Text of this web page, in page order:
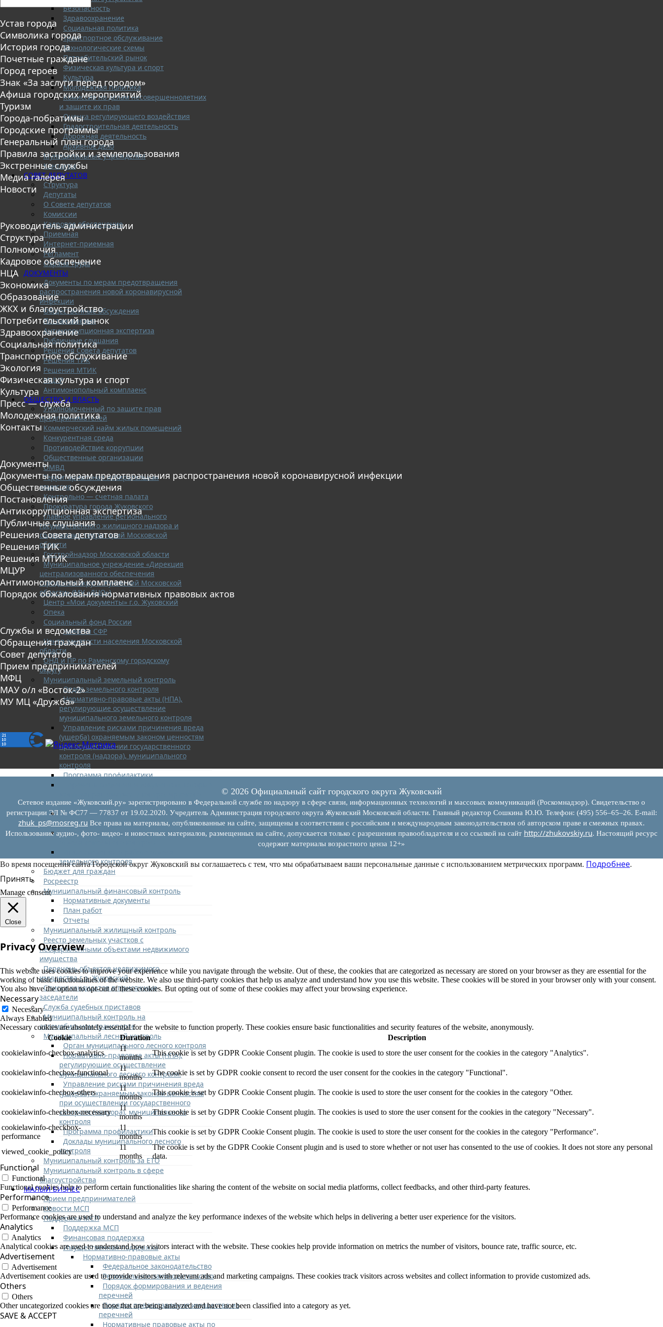
Безопасность
Здравоохранение
Социальная политика
Транспортное обслуживание
Технологические схемы
Потребительский рынок
Физическая культура и спорт
Культура
Молодежная политика
Комиссия по делам несовершеннолетних
и защите их прав
Оценка регулирующего воздействия
Градостроительная деятельность
Дорожная деятельность
Архивное дело
Муниципальные учреждения
Контакты
СОВЕТ ДЕПУТАТОВ
Структура
Депутаты
О Совете депутатов
Комиссии
Кадровое обеспечение
Приемная
Интернет-приемная
Регламент
Охрана труда
ДОКУМЕНТЫ
Документы по мерам предотвращения
распространения новой коронавирусной
инфекции
Общественные обсуждения
Постановления
Антикоррупционная экспертиза
Публичные слушания
Решения Совета депутатов
Решения ТИК
Решения МТИК
МЦУР
Антимонопольный комплаенс
ОБЩЕСТВО И ВЛАСТЬ
Уполномоченный по защите прав
предпринимателей
Коммерческий найм жилых помещений
Конкурентная среда
Противодействие коррупции
Общественные организации
ОМВД
Территориальная избирательная
комиссия
Контрольно — счетная палата
Прокуратура города Жуковского
Главное управление регионального
государственного жилищного надзора и
содержания территорий Московской
области
Госстройнадзор Московской области
Муниципальное учреждение «Дирекция
централизованного обеспечения
городского округа Жуковский Московской
области» (МУ «ДЦО»)
Центр «Мои документы» г.о. Жуковский
Опека
Социальный фонд России
Новости СФР
Центр занятости населения Московской
области
ОНД и ПР по Раменскому городскому
округу
Муниципальный земельный контроль
Отдел земельного контроля
Нормативно-правовые акты (НПА),
регулирующие осуществление
муниципального земельного контроля
Управление рисками причинения вреда
(ущерба) охраняемым законом ценностям
при осуществлении государственного
контроля (надзора), муниципального
контроля
Программа профилактики
лица
Доклады муниципального земельного
контроля
Проекты нормативно-правовых актов
земельного контроля
Бюджет для граждан
Росреестр
Муниципальный финансовый контроль
Нормативные документы
План работ
Отчеты
Муниципальный жилищный контроль
Реестр земельных участков с
неоформленными объектами недвижимого
имущества
Перечень объектов недвижимого
имущества г.о. Жуковский
Списки кандидатов в присяжные
заседатели
Служба судебных приставов
Муниципальный контроль на
автомобильном транспорте
Муниципальный лесной контроль
Орган муниципального лесного контроля
Нормативно-правовые акты (НПА),
регулирующие осуществление
муниципального лесного контроля:
Управление рисками причинения вреда
(ущерба) охраняемым законом ценностям
при осуществлении государственного
контроля (надзора), муниципального
контроля
Программа профилактики
Доклады муниципального лесного
контроля
Муниципальный контроль за ЕТО
Муниципальный контроль в сфере
благоустройства
МАЛЫЙ БИЗНЕС
Прием предпринимателей
Новости МСП
Поддержка МСП
Поддержка МСП
Финансовая поддержка
Имущественная поддержка
Нормативно-правовые акты
Федеральное законодательство
Региональное законодательство
Порядок формирования и ведения
перечней
Порядок предоставления имущества из
перечней
Нормативные правовые акты по
Устав города
Символика города
История города
Почетные граждане
Город героев
Знак «За заслуги перед городом»
Афиша городских мероприятий
Туризм
Города-побратимы
Городские программы
Генеральный план города
Правила застройки и землепользования
Экстренные службы
Медиа галерея
Новости
Руководитель администрации
Структура
Полномочия
Кадровое обеспечение
НЦА
Экономика
Образование
ЖКХ и благоустройство
Потребительский рынок
Здравоохранение
Социальная политика
Транспортное обслуживание
Экология
Физическая культура и спорт
Культура
Пресс — служба
Молодежная политика
Контакты
Документы
Документы по мерам предотвращения распространения новой коронавирусной инфекции
Общественные обсуждения
Постановления
Антикоррупционная экспертиза
Публичные слушания
Решения Совета депутатов
Решения ТИК
Решения МТИК
МЦУР
Антимонопольный комплаенс
Порядок обжалования нормативных правовых актов
Службы и ведомства
Обращения граждан
Совет депутатов
Прием предпринимателей
МФЦ
МАУ о/л «Восток-2»
МУ МЦ «Дружба»
© 2026 Официальный сайт городского округа Жуковский
Сетевое издание «Жуковский.ру» зарегистрировано в Федеральной службе по надзору в сфере связи, информационных технологий и массовых коммуникаций (Роскомнадзор). Свидетельство о
регистрации ЭЛ № ФС77 — 77837 от 19.02.2020. Учредитель Администрация городского округа Жуковский Московской области. Главный редактор Сошкина Ю.Ю. Телефон: (495) 556–65–26. E‑mail:
zhuk_ps@mosreg.ru Все права на материалы, опубликованные на сайте, защищены в соответствии с российским и международным законодательством об авторском праве и смежных правах.
Использование аудио-, фото- видео- и новостных материалов, размещенных на сайте, допускается только с разрешения правообладателя и со ссылкой на сайт http://zhukovskiy.ru. Настоящий ресурс
содержит материалы возрастного ценза 12+»
Во время посещения сайта Городской округ Жуковский вы соглашаетесь с тем, что мы обрабатываем ваши персональные данные с использованием метрических программ. Подробнее.
Принять
Manage consent
Close
Privacy Overview
This website uses cookies to improve your experience while you navigate through the website. Out of these, the cookies that are categorized as necessary are stored on your browser as they are essential for the
working of basic functionalities of the website. We also use third-party cookies that help us analyze and understand how you use this website. These cookies will be stored in your browser only with your consent.
You also have the option to opt-out of these cookies. But opting out of some of these cookies may affect your browsing experience.
Necessary
Necessary
Always Enabled
Necessary cookies are absolutely essential for the website to function properly. These cookies ensure basic functionalities and security features of the website, anonymously.
Cookie
Duration
Description
cookielawinfo-checbox-analytics
11
months
This cookie is set by GDPR Cookie Consent plugin. The cookie is used to store the user consent for the cookies in the category "Analytics".
cookielawinfo-checbox-functional
11
months
The cookie is set by GDPR cookie consent to record the user consent for the cookies in the category "Functional".
cookielawinfo-checbox-others
11
months
This cookie is set by GDPR Cookie Consent plugin. The cookie is used to store the user consent for the cookies in the category "Other.
cookielawinfo-checkbox-necessary
11
months
This cookie is set by GDPR Cookie Consent plugin. The cookies is used to store the user consent for the cookies in the category "Necessary".
cookielawinfo-checkbox-
performance
11
months
This cookie is set by GDPR Cookie Consent plugin. The cookie is used to store the user consent for the cookies in the category "Performance".
viewed_cookie_policy
11
months
The cookie is set by the GDPR Cookie Consent plugin and is used to store whether or not user has consented to the use of cookies. It does not store any personal
data.
Functional
Functional
Functional cookies help to perform certain functionalities like sharing the content of the website on social media platforms, collect feedbacks, and other third-party features.
Performance
Performance
Performance cookies are used to understand and analyze the key performance indexes of the website which helps in delivering a better user experience for the visitors.
Analytics
Analytics
Analytical cookies are used to understand how visitors interact with the website. These cookies help provide information on metrics the number of visitors, bounce rate, traffic source, etc.
Advertisement
Advertisement
Advertisement cookies are used to provide visitors with relevant ads and marketing campaigns. These cookies track visitors across websites and collect information to provide customized ads.
Others
Others
Other uncategorized cookies are those that are being analyzed and have not been classified into a category as yet.
SAVE & ACCEPT